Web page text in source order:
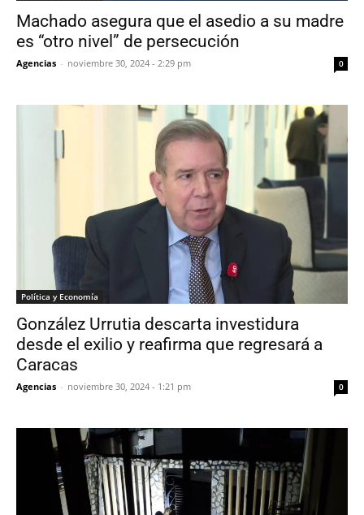
Machado asegura que el asedio a su madre
es “otro nivel” de persecución
Agencias - noviembre 30, 2024 - 2:29 pm 0
Política y Economía
González Urrutia descarta investidura
desde el exilio y reafirma que regresará a
Caracas
Agencias - noviembre 30, 2024 - 1:21 pm 0